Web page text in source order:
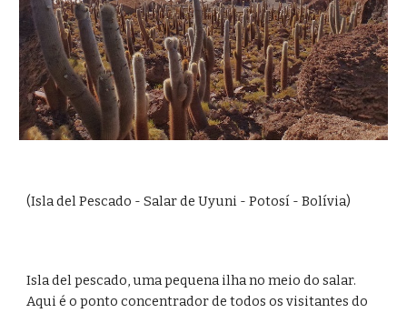
(Isla del Pescado - Salar de Uyuni - Potosí - Bolívia)
Isla del pescado, uma pequena ilha no meio do salar.
Aqui é o ponto concentrador de todos os visitantes do